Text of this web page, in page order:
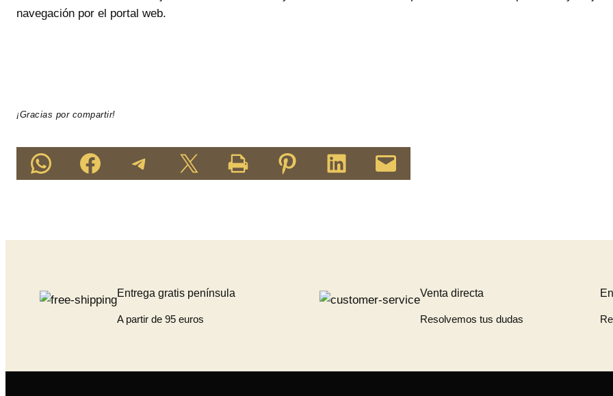
navegación por el portal web.
¡Gracias por compartir!
Compartir en WhatsAppCompartirCompartir en Telegram Imprime esta página Compartir en PinterestCompartir en LinkedInEnvía esta página por correo electrónico
Entrega gratis península
A partir de 95 euros
Venta directa
Resolvemos tus dudas